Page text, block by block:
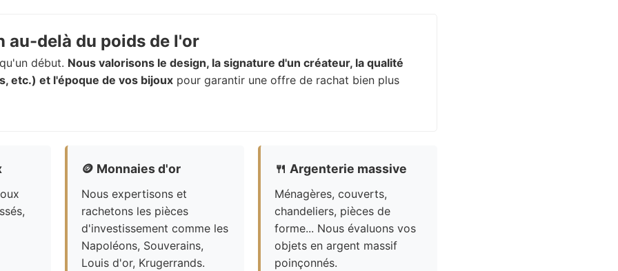
delà du poids de l'or
début. Nous valorisons le design, la signature d'un créateur, la qualité
etc.) et l'époque de vos bijoux pour garantir une offre de rachat bien plus
🪙 Monnaies d'or
Nous expertisons et
rachetons les pièces
d'investissement comme les
Napoléons, Souverains,
Louis d'or, Krugerrands.
🍴 Argenterie massive
Ménagères, couverts,
chandeliers, pièces de
forme... Nous évaluons vos
objets en argent massif
poinçonnés.